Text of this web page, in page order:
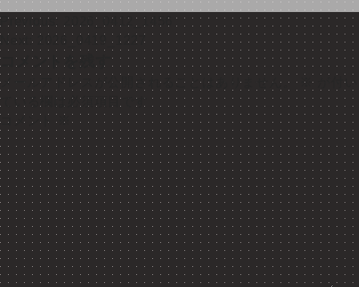
投
稿
ナ
ビ
ゲ
ー
シ
ョ
ン
Previous:
2026_0412_1456
Next: 2026_0419_1227
コメントを残す
メールアドレスが公開されることはありません。 ※ が付い
ている欄は必須項目です
コメント ※